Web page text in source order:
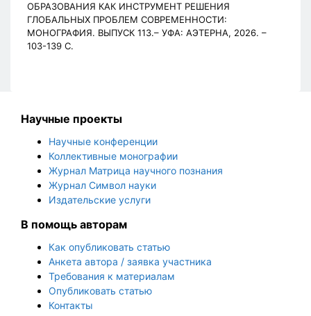
ОБРАЗОВАНИЯ КАК ИНСТРУМЕНТ РЕШЕНИЯ
ГЛОБАЛЬНЫХ ПРОБЛЕМ СОВРЕМЕННОСТИ:
МОНОГРАФИЯ. ВЫПУСК 113.– УФА: АЭТЕРНА, 2026. –
103-139 С.
Научные проекты
Научные конференции
Коллективные монографии
Журнал Матрица научного познания
Журнал Символ науки
Издательские услуги
В помощь авторам
Как опубликовать статью
Анкета автора / заявка участника
Требования к материалам
Опубликовать статью
Контакты